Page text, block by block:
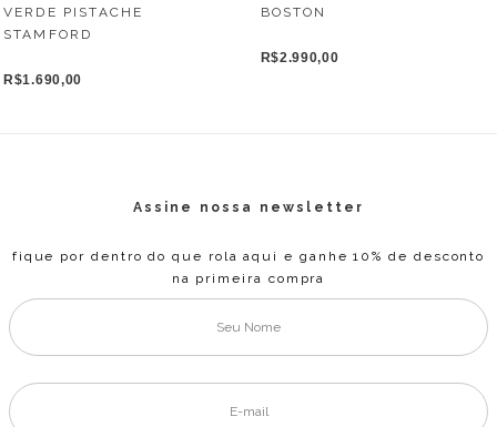
VERDE PISTACHE
STAMFORD
R$1.690,00
BOSTON
R$2.990,00
Assine nossa newsletter
fique por dentro do que rola aqui e ganhe 10% de desconto
na primeira compra